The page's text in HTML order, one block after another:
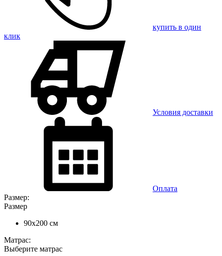
купить в один
клик
Условия доставки
Оплата
Размер:
Размер
90x200 см
Матрас:
Выберите матрас